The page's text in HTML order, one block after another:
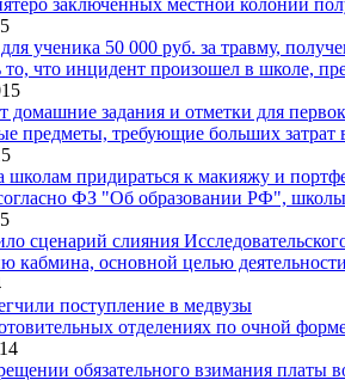
заключенных местной колонии
ученика 50 000 руб. за травму,
что инцидент произошел в школе,
задания и отметки для
предметы, требующие больших
школам придираться к макияжу и
ФЗ "Об образовании РФ",
сценарий слияния
кабмина, основной целью
поступление в медвузы
отделениях по очной
обязательного взимания платы